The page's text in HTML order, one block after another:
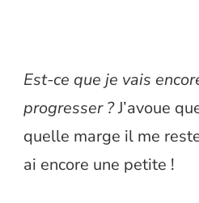
Est-ce que je vais
progresser ?J’avoue
quelle marge il me reste
ai encore une petite !